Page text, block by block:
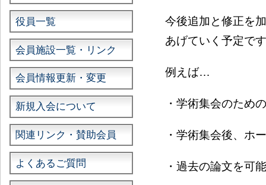
今後追加と修正を
あげていく予定で
例えば…
・学術集会のため
・学術集会後、ホ
・過去の論文を可
役員一覧
会員施設一覧・リンク
会員情報更新・変更
新規入会について
関連リンク・賛助会員
よくあるご質問